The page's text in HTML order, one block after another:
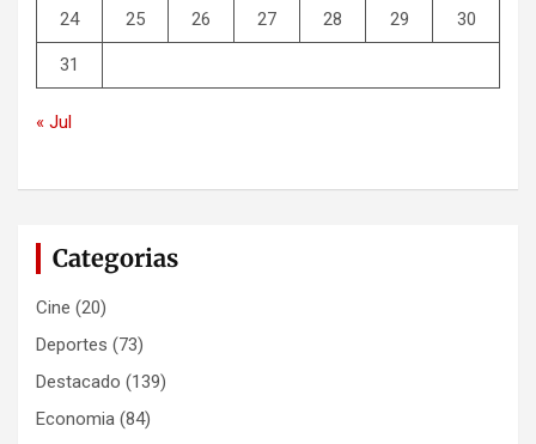
24 25 26 27 28 29 30
31
« Jul
Categorias
Cine (20)
Deportes (73)
Destacado (139)
Economia (84)